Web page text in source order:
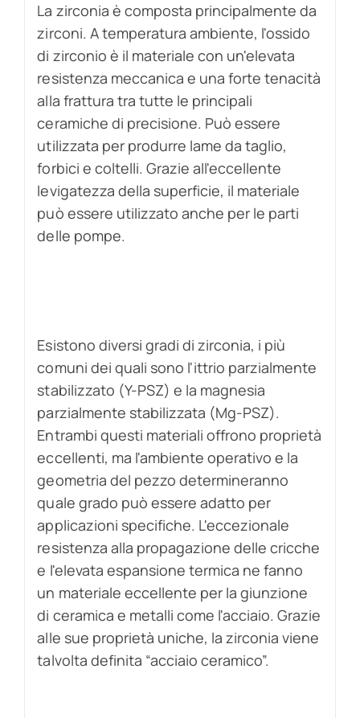
La zirconia è composta principalmente da
zirconi. A temperatura ambiente, l'ossido
di zirconio è il materiale con un'elevata
resistenza meccanica e una forte tenacità
alla frattura tra tutte le principali
ceramiche di precisione. Può essere
utilizzata per produrre lame da taglio,
forbici e coltelli. Grazie all'eccellente
levigatezza della superficie, il materiale
può essere utilizzato anche per le parti
delle pompe.
Esistono diversi gradi di zirconia, i più
comuni dei quali sono l'ittrio parzialmente
stabilizzato (Y-PSZ) e la magnesia
parzialmente stabilizzata (Mg-PSZ).
Entrambi questi materiali offrono proprietà
eccellenti, ma l'ambiente operativo e la
geometria del pezzo determineranno
quale grado può essere adatto per
applicazioni specifiche. L'eccezionale
resistenza alla propagazione delle cricche
e l'elevata espansione termica ne fanno
un materiale eccellente per la giunzione
di ceramica e metalli come l'acciaio. Grazie
alle sue proprietà uniche, la zirconia viene
talvolta definita “acciaio ceramico”.